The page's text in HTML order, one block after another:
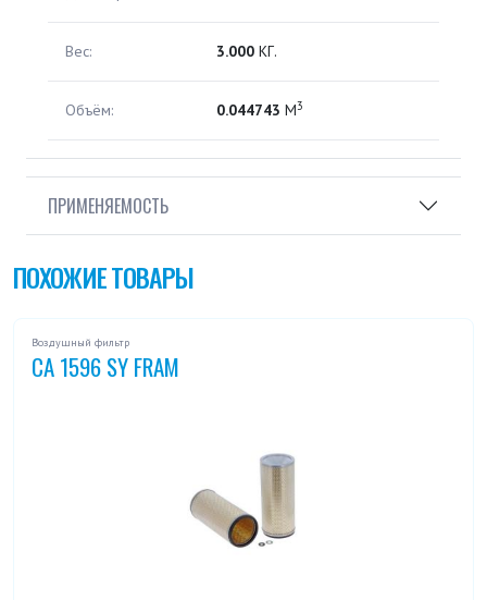
Вес: 3.000 КГ.
Объём: 0.044743 М3
ПРИМЕНЯЕМОСТЬ
ПОХОЖИЕ ТОВАРЫ
Воздушный фильтр
CA 1596 SY FRAM